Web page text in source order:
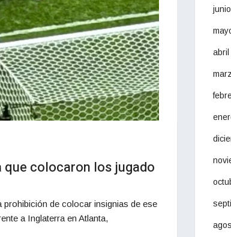
que colocaron los jugado
de colocar insignias de ese
a Inglaterra en Atlanta,
abril